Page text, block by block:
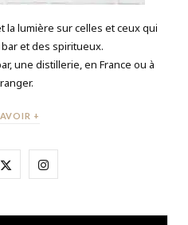
la lumière sur celles et ceux qui
et des spiritueux.
une distillerie, en France ou à
+
X I